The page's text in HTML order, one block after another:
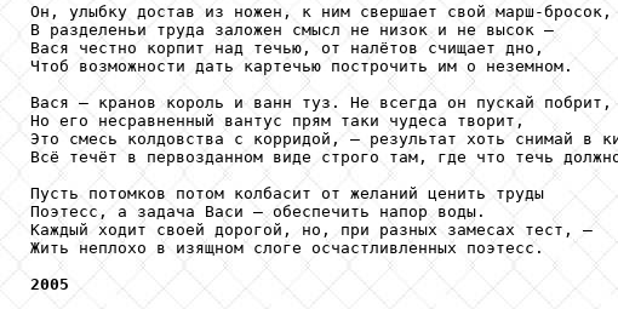
Он, улыбку достав из ножен, к ним свершает свой марш-бросок,
В разделеньи труда заложен смысл не низок и не высок —
Вася честно корпит над течью, от налётов счищает дно,
Чтоб возможности дать картечью построчить им о неземном.
Вася — кранов король и ванн туз. Не всегда он пускай побрит,
Но его несравненный вантус прям таки чудеса творит,
Это смесь колдовства с корридой, — результат хоть снимай в
Всё течёт в первозданном виде строго там, где что течь
Пусть потомков потом колбасит от желаний ценить труды
Поэтесс, а задача Васи — обеспечить напор воды.
Каждый ходит своей дорогой, но, при разных замесах тест, —
Жить неплохо в изящном слоге осчастливленных поэтесс.
2005